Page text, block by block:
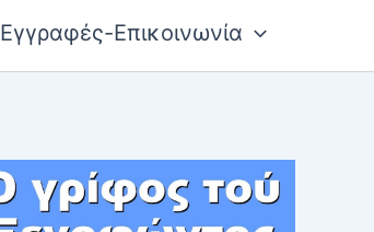
Εγγραφές-Επικοινωνία